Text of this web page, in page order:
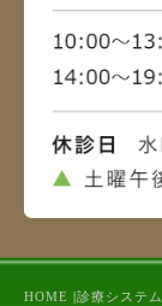
HOME |診療システム